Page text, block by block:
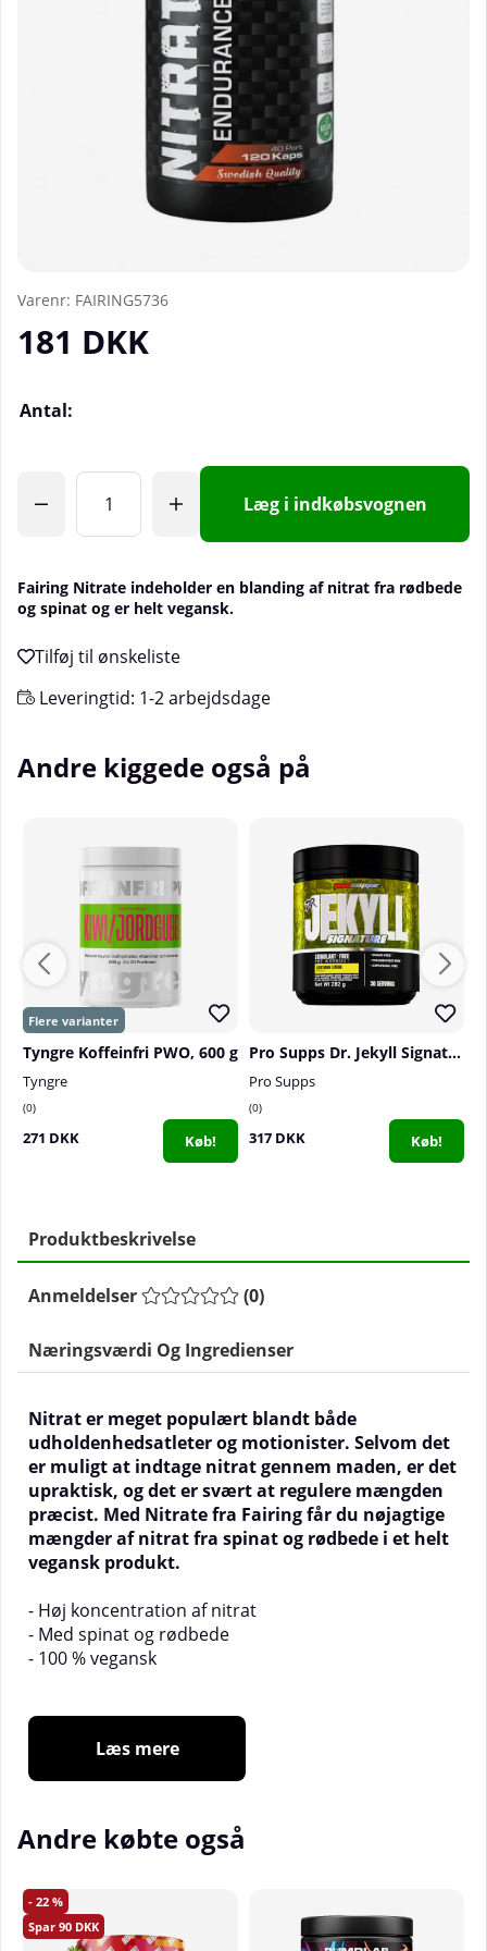
Varenr: FAIRING5736
181 DKK
Antal:
Læg i indkøbsvognen
Fairing Nitrate indeholder en blanding af nitrat fra rødbede
og spinat og er helt vegansk.
Leveringtid: 1-2 arbejdsdage
Andre kiggede også på
Tyngre Koffeinfri PWO, 600 g
Tyngre
0
271 DKK Køb!
Pro Supps Dr. Jekyll Signature, 30 serv.
Pro Supps
0
317 DKK Køb!
Produktbeskrivelse
Anmeldelser (0)
Næringsværdi Og Ingredienser
Nitrat er meget populært blandt både
udholdenhedsatleter og motionister. Selvom det
er muligt at indtage nitrat gennem maden, er det
upraktisk, og det er svært at regulere mængden
præcist. Med Nitrate fra Fairing får du nøjagtige
mængder af nitrat fra spinat og rødbede i et helt
vegansk produkt.
- Høj koncentration af nitrat
- Med spinat og rødbede
- 100 % vegansk
Nitrat fra Fairing er et unikt kosttilskud. Fairing
bruger naturlige planteekstrakter til at maksimere
mængden af nitrat pr. kapsel, og den samlede
du ved præcis, hvor meget du bruger, og kan justere
doseringen i overensstemmelse hermed. Nitrat er i
udholdenhedsatleter, men det er også rigtig godt til
almindelig træning i fitnesscentret.
Læs mere
Andre købte også
22
90